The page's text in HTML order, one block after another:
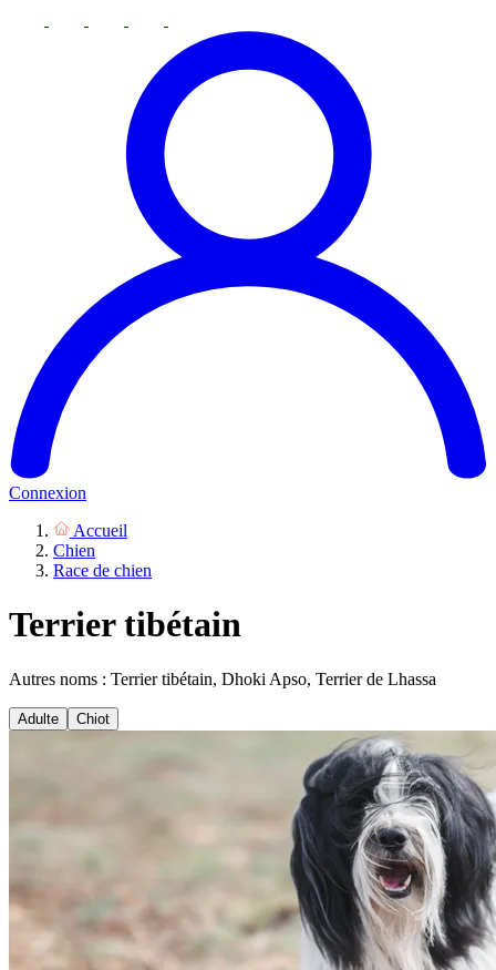
Connexion
Accueil
Chien
Race de chien
Terrier tibétain
Autres noms : Terrier tibétain, Dhoki Apso, Terrier de Lhassa
Adulte Chiot